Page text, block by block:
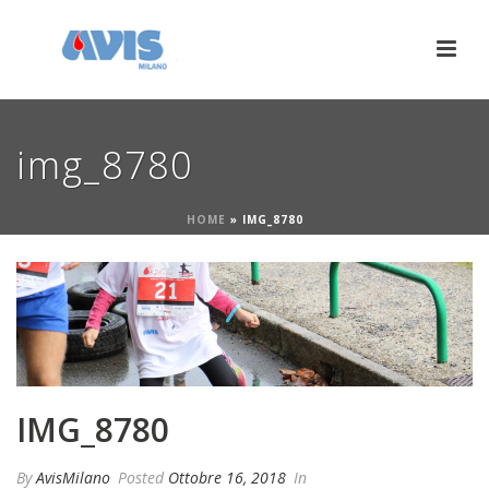
img_8780
HOME » IMG_8780
IMG_8780
ByAvisMilano Posted Ottobre 16, 2018 In